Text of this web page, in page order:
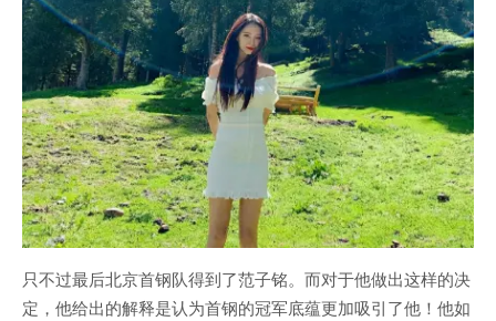
只不过最后北京首钢队得到了范子铭。而对于他做出这样的决
定，他给出的解释是认为首钢的冠军底蕴更加吸引了他！他如